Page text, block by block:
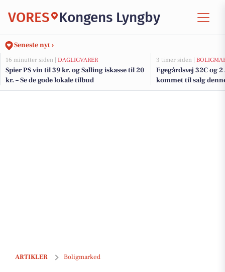
VORES Kongens Lyngby
Seneste nyt ›
16 minutter siden | DAGLIGVARER
Spier PS vin til 39 kr. og Salling iskasse til 20
kr. – Se de gode lokale tilbud
3 timer siden |
Egegårdsvej 32C og
kommet til salg
Lyngby - se boligerne
ARTIKLER Boligmarked
Eremitageparken 105 er til salg for kun 1.995.000 kr.: Se de